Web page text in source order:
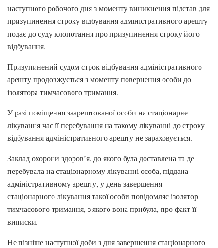
наступного робочого дня з моменту виникнення підстав для
призупинення строку відбування адміністративного арешту
подає до суду клопотання про призупинення строку його
відбування.
Призупинений судом строк відбування адміністративного
арешту продовжується з моменту повернення особи до
ізолятора тимчасового тримання.
У разі поміщення заарештованої особи на стаціонарне
лікування час її перебування на такому лікуванні до строку
відбування адміністративного арешту не зараховується.
Заклад охорони здоров’я, до якого була доставлена та де
перебувала на стаціонарному лікуванні особа, піддана
адміністративному арешту, у день завершення
стаціонарного лікування такої особи повідомляє ізолятор
тимчасового тримання, з якого вона прибула, про факт її
виписки.
Не пізніше наступної доби з дня завершення стаціонарного